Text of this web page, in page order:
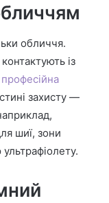
обличчя.
із
професійна
захисту —
шиї, зони